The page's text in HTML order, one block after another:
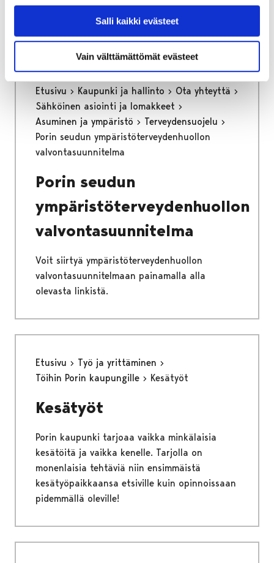
Salli kaikki evästeet
Vain välttämättömät evästeet
Voit siirtyä tilinumeron ilmoitukseen
painamalla alla olevasta linkistä.
Etusivu Kaupunki ja hallinto
Ota yhteyttä
Sähköinen asiointi ja lomakkeet
Asuminen ja ympäristö
Terveydensuojelu
Porin seudun ympäristöterveydenhuollon
valvontasuunnitelma
Porin seudun
ympäristöterveydenhuollon
valvontasuunnitelma
Voit siirtyä ympäristöterveydenhuollon
valvontasuunnitelmaan painamalla alla
olevasta linkistä.
Etusivu
Työ ja yrittäminen
Töihin Porin kaupungille
Kesätyöt
Kesätyöt
Porin kaupunki tarjoaa vaikka minkälaisia
kesätöitä ja vaikka kenelle. Tarjolla on
monenlaisia tehtäviä niin ensimmäistä
kesätyöpaikkaansa etsiville kuin opinnoissaan
pidemmällä oleville!